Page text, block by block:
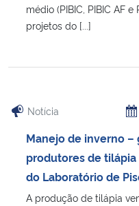
Ministério da Mulher, da Família e
Advocacia-Geral da União
Banco Central do Brasil
médio (PIBIC, PIBIC AF
projetos do [...]
Notícia
Manejo de inverno –
produtores de
do Laboratório de
A produção de tilápia